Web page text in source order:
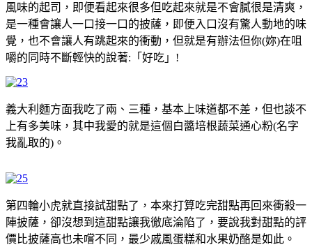
風味的起司，即便看起來很多但吃起來就是不會膩很是清爽，
是一種會讓人一口接一口的披薩，即便入口沒有驚人動地的味
覺，也不會讓人有跳起來的衝動，但就是有辦法但你(妳)在咀
嚼的同時不斷輕快的說著:「好吃」!
義大利麵方面我吃了兩、三種，基本上味道都不差，但也談不
上有多美味，其中我愛的就是這個白醬培根蔬菜通心粉(名字
我亂取的)。
第四輪小虎就直接試甜點了，本來打算吃完甜點再回來衝殺一
陣披薩，卻沒想到這甜點讓我徹底淪陷了，要說我對甜點的評
價比披薩高也未嚐不同，最少戚風蛋糕和水果奶酪是如此。